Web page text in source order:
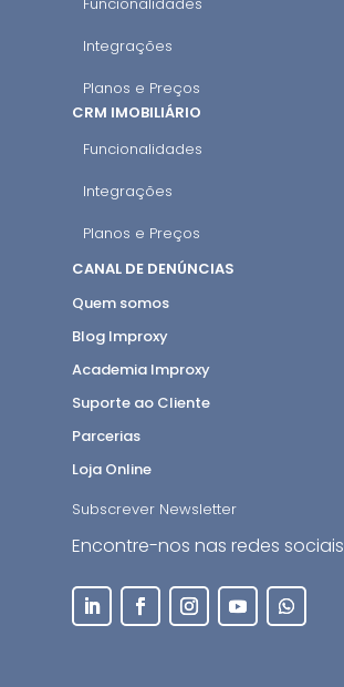
Funcionalidades
Integrações
Planos e Preços
CRM IMOBILIÁRIO
Funcionalidades
Integrações
Planos e Preços
CANAL DE DENÚNCIAS
Quem somos
Blog Improxy
Academia Improxy
Suporte ao Cliente
Parcerias
Loja Online
Subscrever Newsletter
Encontre-nos nas redes sociais